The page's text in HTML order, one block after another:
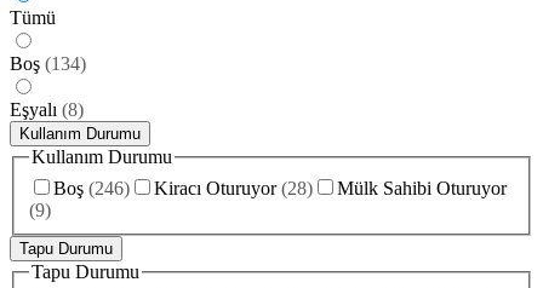
Tümü
Boş (134)
Eşyalı (8)
Kullanım Durumu
Kullanım Durumu
Boş (246) Kiracı Oturuyor (28)
Mülk Sahibi Oturuyor
(9)
Tapu Durumu
Tapu Durumu